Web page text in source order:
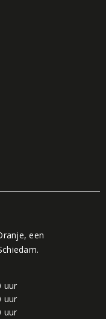
, een
uur
uur
uur